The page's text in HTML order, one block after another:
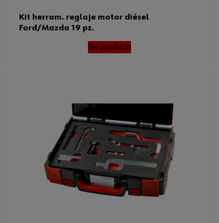
Kit herram. reglaje motor diésel
Ford/Mazda 19 pz.
Ver producto